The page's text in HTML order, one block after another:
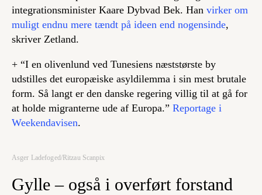
integrationsminister Kaare Dybvad Bek. Han virker om
muligt endnu mere tændt på ideen end nogensinde,
skriver Zetland.
+ “I en olivenlund ved Tunesiens næststørste by
udstilles det europæiske asyldilemma i sin mest brutale
form. Så langt er den danske regering villig til at gå for
at holde migranterne ude af Europa.” Reportage i
Weekendavisen.
Asger Ladefoged/Ritzau Scanpix
Gylle – også i overført forstand